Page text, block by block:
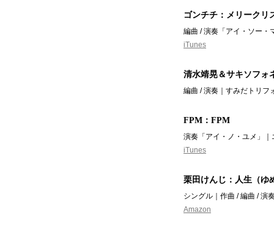
ゴンチチ：メリークリ
編曲 / 演奏「 アイ・ソー・
iTunes
清水靖晃＆サキソフォ
編曲 / 演奏｜すみだトリフ
FPM：FPM
演奏「アイ・ノ・ユメ」
iTunes
栗田けんじ：人生（ゆ
シングル｜作曲 / 編曲 / 演
Amazon